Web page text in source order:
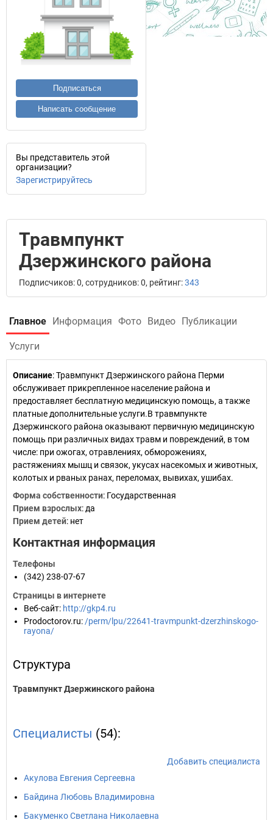
Подписаться
Написать сообщение
Вы представитель этой
организации?
Зарегистрируйтесь
Травмпункт
Дзержинского района
Подписчиков: 0, сотрудников: 0, рейтинг:343
Главное Информация Фото Видео Публикации
Услуги
Описание: Травмпункт Дзержинского района Перми
обслуживает прикрепленное население района и
предоставляет бесплатную медицинскую помощь, а также
платные дополнительные услуги.В травмпункте
Дзержинского района оказывают первичную медицинскую
помощь при различных видах травм и повреждений, в том
числе: при ожогах, отравлениях, обморожениях,
растяжениях мышц и связок, укусах насекомых и животных,
колотых и рваных ранах, переломах, вывихах, ушибах.
Форма собственности: Государственная
Прием взрослых: да
Прием детей: нет
Контактная информация
Телефоны
(342) 238-07-67
Страницы в интернете
Веб-сайт: http://gkp4.ru
Prodoctorov.ru: /perm/lpu/22641-travmpunkt-dzerzhinskogo-
rayona/
Структура
Травмпункт Дзержинского района
Специалисты (54):
Добавить специалиста
Акулова Евгения Сергеевна
Байдина Любовь Владимировна
Бакуменко Светлана Николаевна